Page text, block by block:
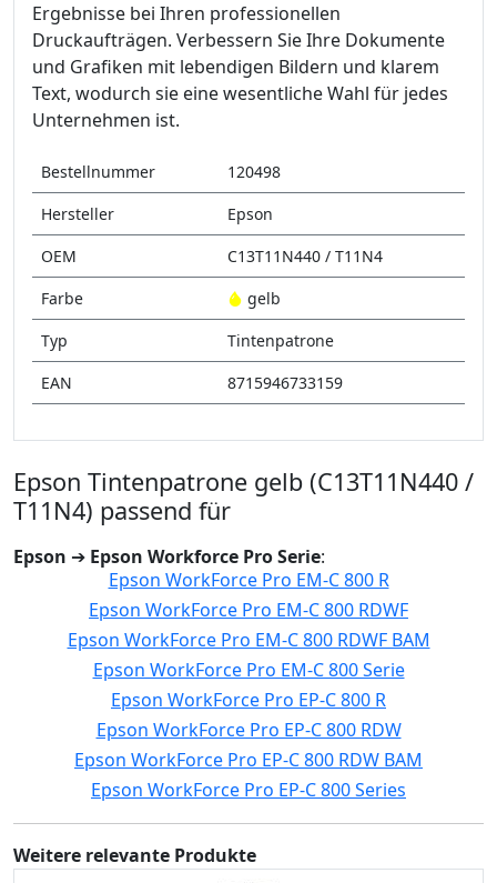
Ergebnisse bei Ihren professionellen
Druckaufträgen. Verbessern Sie Ihre Dokumente
und Grafiken mit lebendigen Bildern und klarem
Text, wodurch sie eine wesentliche Wahl für jedes
Unternehmen ist.
Bestellnummer
120498
Hersteller
Epson
OEM
C13T11N440 / T11N4
Farbe
gelb
Typ
Tintenpatrone
EAN
8715946733159
Epson Tintenpatrone gelb (C13T11N440 /
T11N4) passend für
Epson ➔ Epson Workforce Pro Serie:
Epson WorkForce Pro EM-C 800 R
Epson WorkForce Pro EM-C 800 RDWF
Epson WorkForce Pro EM-C 800 RDWF BAM
Epson WorkForce Pro EM-C 800 Serie
Epson WorkForce Pro EP-C 800 R
Epson WorkForce Pro EP-C 800 RDW
Epson WorkForce Pro EP-C 800 RDW BAM
Epson WorkForce Pro EP-C 800 Series
Weitere relevante Produkte